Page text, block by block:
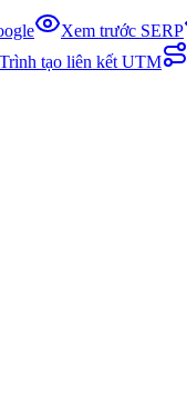
Xem trước SERP
Trình tạo liên kết UTM